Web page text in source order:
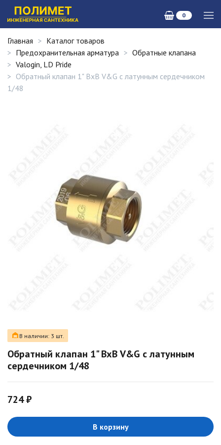
0
Главная
Каталог товаров
Предохранительная арматура
Обратные клапана
Valogin, LD Pride
Обратный клапан 1" ВхВ V&G с латунным сердечником
1/48
В наличии: 3 шт.
Обратный клапан 1" ВхВ V&G с латунным
сердечником 1/48
724 ₽
В корзину